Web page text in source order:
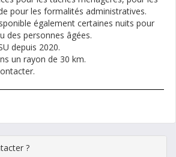
pour les formalités administratives.
également certaines nuits pour
des personnes âgées.
depuis 2020.
un rayon de 30 km.
?